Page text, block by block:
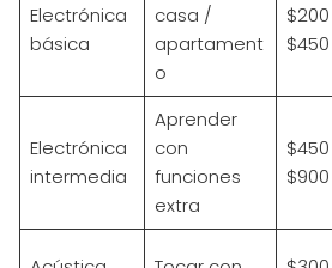
Electrónica
básica
casa /
apartament
o
$450
Electrónica
intermedia
Aprender
con
funciones
extra
$900